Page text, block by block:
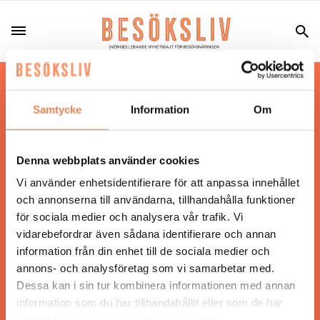
Samtycke Information Om
Denna webbplats använder cookies
Vi använder enhetsidentifierare för att anpassa innehållet
och annonserna till användarna, tillhandahålla funktioner
för sociala medier och analysera vår trafik. Vi
vidarebefordrar även sådana identifierare och annan
information från din enhet till de sociala medier och
annons- och analysföretag som vi samarbetar med.
Dessa kan i sin tur kombinera informationen med annan
information som du har tillhandahållit eller som de har
Hos oss läser du landets mest uppdaterade
nyheter och snackisar inom besöksnäringen.
Besöksliv i sin tryckta form är ett affärsmagasin
Tidningen ges ut avVisita
ANSVARIG UTGIVARE
Jonas Siljhammar
UPPHOVSRÄTT